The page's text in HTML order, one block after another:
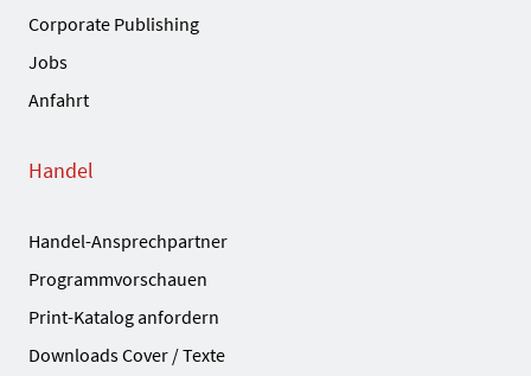
Corporate Publishing
Jobs
Anfahrt
Handel
Handel-Ansprechpartner
Programmvorschauen
Print-Katalog anfordern
Downloads Cover / Texte